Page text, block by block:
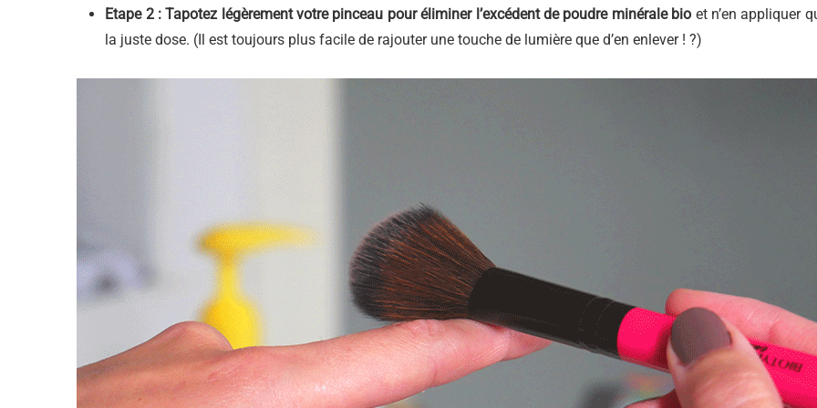
Etape 2 : Tapotez légèrement votre pinceau pour éliminer l’excédent de poudre minérale bio et n’en appliquer
la juste dose. (Il est toujours plus facile de rajouter une touche de lumière que d’en enlever ! ?)